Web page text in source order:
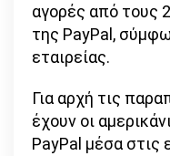
αγορές από τους
της PayPal,
εταιρείας.
Για αρχή τις
έχουν οι
PayPal μέσα